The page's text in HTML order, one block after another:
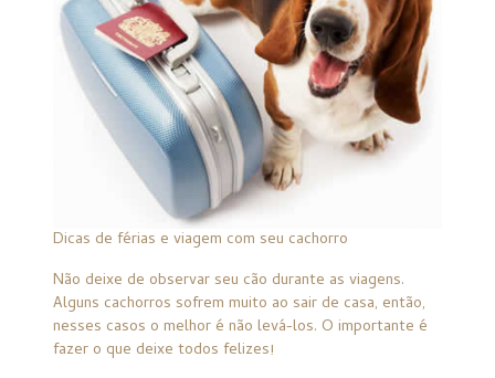
Dicas de férias e viagem com seu cachorro
Não deixe de observar seu cão durante as viagens.
Alguns cachorros sofrem muito ao sair de casa, então,
nesses casos o melhor é não levá-los. O importante é
fazer o que deixe todos felizes!